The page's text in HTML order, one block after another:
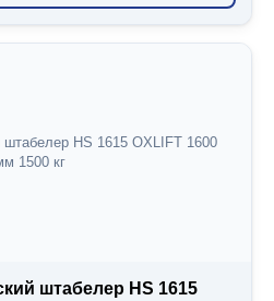
штабелер HS 1615 OXLIFT 1600
1500 кг
штабелер HS 1615